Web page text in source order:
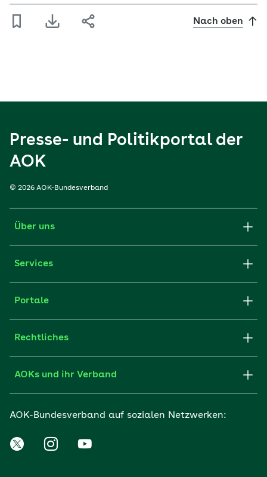
Nach oben
Presse- und Politikportal der
AOK
© 2026 AOK-Bundesverband
Über uns
Services
Portale
Rechtliches
AOKs und ihr Verband
AOK-Bundesverband auf sozialen Netzwerken: